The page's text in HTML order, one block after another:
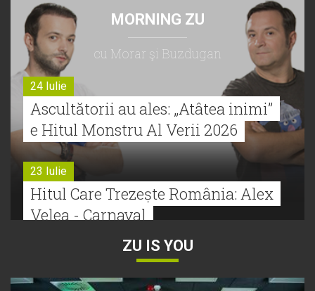
MORNING ZU
cu Morar şi Buzdugan
24 Iulie
Ascultătorii au ales: „Atâtea inimi”
e Hitul Monstru Al Verii 2026
23 Iulie
Hitul Care Trezește România: Alex
Velea - Carnaval
Bătălie strânsă la Hitul Monstru Al
ZU IS YOU